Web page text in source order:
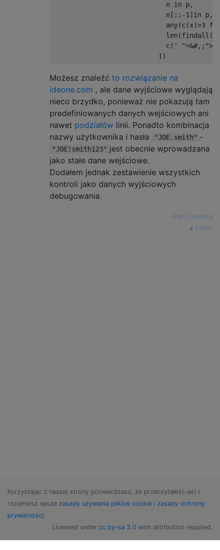
n in p,
n[::-1]in p,
any(c(x)>3
c('
Możesz znaleźć to rozwiązanie na
ideone.com , ale dane wyjściowe wyglądają
nieco brzydko, ponieważ nie pokazują tam
predefiniowanych danych wejściowych ani
nawet podziałów linii. Ponadto kombinacja
nazwy użytkownika i hasła
"JOE.smith" -
"JOE!smith123" jest obecnie wprowadzana
jako stałe dane wejściowe.
Dodałem jednak zestawienie wszystkich
kontroli jako danych wyjściowych
debugowania.
Bajt Dowódca
źródło
Korzystając z naszej strony potwierdzasz, że przeczytałeś(-aś) i
rozumiesz nasze zasady używania plików cookie i zasady ochrony
prywatności.
Licensed under cc by-sa 3.0 with attribution required.